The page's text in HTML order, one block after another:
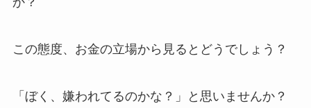
この態度、お金の立場から見るとどうでしょう？
「ぼく、嫌われてるのかな？」と思いませんか？